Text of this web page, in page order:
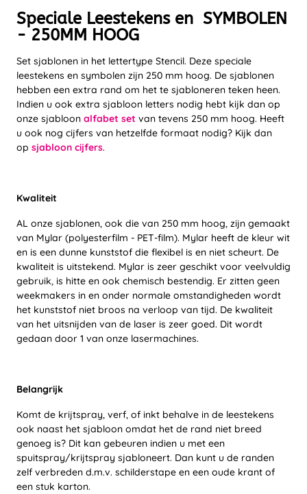
Speciale Leestekens en SYMBOLEN
- 250MM HOOG
Set sjablonen in het lettertype Stencil. Deze speciale
leestekens en symbolen zijn 250 mm hoog. De sjablonen
hebben een extra rand om het te sjabloneren teken heen.
Indien u ook extra sjabloon letters nodig hebt kijk dan op
onze sjabloon alfabet set van tevens 250 mm hoog. Heeft
u ook nog cijfers van hetzelfde formaat nodig? Kijk dan
op sjabloon cijfers.
Kwaliteit
AL onze sjablonen, ook die van 250 mm hoog, zijn gemaakt
van Mylar (polyesterfilm - PET-film). Mylar heeft de kleur wit
en is een dunne kunststof die flexibel is en niet scheurt. De
kwaliteit is uitstekend. Mylar is zeer geschikt voor veelvuldig
gebruik, is hitte en ook chemisch bestendig. Er zitten geen
weekmakers in en onder normale omstandigheden wordt
het kunststof niet broos na verloop van tijd. De kwaliteit
van het uitsnijden van de laser is zeer goed. Dit wordt
gedaan door 1 van onze lasermachines.
Belangrijk
Komt de krijtspray, verf, of inkt behalve in de leestekens
ook naast het sjabloon omdat het de rand niet breed
genoeg is? Dit kan gebeuren indien u met een
spuitspray/krijtspray sjabloneert. Dan kunt u de randen
zelf verbreden d.m.v. schilderstape en een oude krant of
een stuk karton.